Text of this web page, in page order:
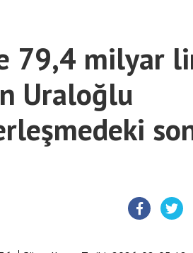
79,4 milyar
Uraloğlu